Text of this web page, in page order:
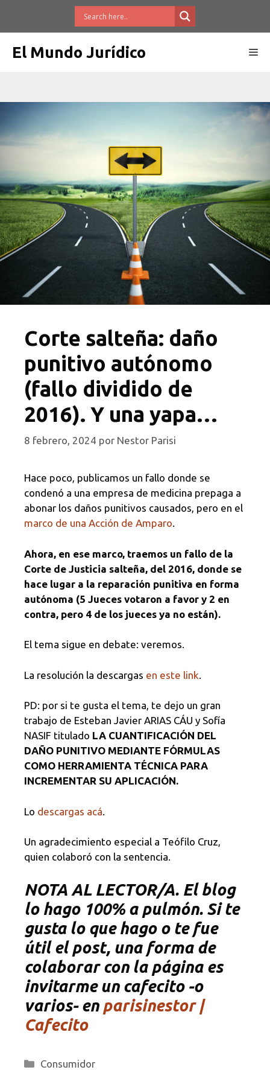
El Mundo Jurídico
Corte salteña: daño
punitivo autónomo
(fallo dividido de
2016). Y una yapa…
8 febrero, 2024 por Nestor Parisi
Hace poco, publicamos un fallo donde se
condenó a una empresa de medicina prepaga a
abonar los daños punitivos causados, pero en el
marco de una Acción de Amparo.
Ahora, en ese marco, traemos un fallo de la
Corte de Justicia salteña, del 2016, donde se
hace lugar a la reparación punitiva en forma
autónoma (5 Jueces votaron a favor y 2 en
contra, pero 4 de los jueces ya no están).
El tema sigue en debate: veremos.
La resolución la descargas en este link.
PD: por si te gusta el tema, te dejo un gran
trabajo de Esteban Javier ARIAS CÁU y Sofía
NASIF titulado LA CUANTIFICACIÓN DEL
DAÑO PUNITIVO MEDIANTE FÓRMULAS
COMO HERRAMIENTA TÉCNICA PARA
INCREMENTAR SU APLICACIÓN.
Lo descargas acá.
Un agradecimiento especial a Teófilo Cruz,
quien colaboró con la sentencia.
NOTA AL LECTOR/A. El blog
lo hago 100% a pulmón. Si te
gusta lo que hago o te fue
útil el post, una forma de
colaborar con la página es
invitarme un cafecito -o
varios- en parisinestor |
Cafecito
Categorías
Consumidor